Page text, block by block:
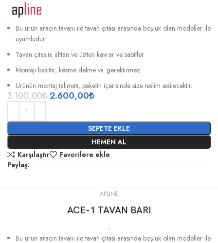
Bu ürün aracın tavanı ile tavan çıtası arasında boşluk olan modeller ile
uyumludur.
Tavan çıtasını alttan ve üstten kavrar ve sabitler
Montajı basittir, kesme delme vs. gerektirmez.
Ürünün montaj talimatı, paketin içerisinde size teslim edilecektir.
3.100,00₺2.600,00₺
SEPETE EKLE
HEMEN AL
Karşılaştır
Favorilere ekle
Paylaş:
APLINE
ACE-1 TAVAN BARI
-
Bu ürün aracın tavanı ile tavan çıtası arasında boşluk olan modeller ile